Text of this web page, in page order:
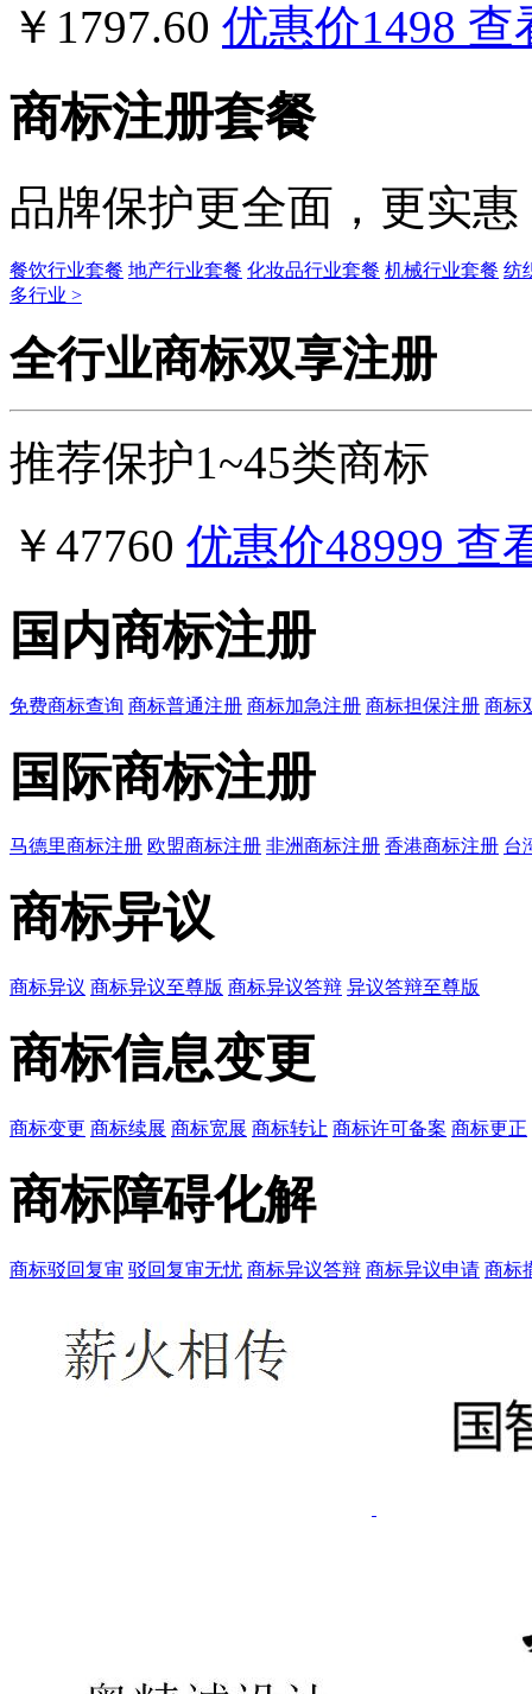
￥1797.60 优惠价1498 查
商标注册套餐
品牌保护更全面，更实
餐饮行业套餐 地产行业套餐 化妆品行业套餐 机械行业套餐 纺
多行业 >
全行业商标双享注册
推荐保护1~45类商标
￥47760 优惠价48999 查
国内商标注册
免费商标查询 商标普通注册 商标加急注册 商标担保注册 商标
国际商标注册
马德里商标注册 欧盟商标注册 非洲商标注册 香港商标注册 台
商标异议
商标异议 商标异议至尊版 商标异议答辩 异议答辩至尊版
商标信息变更
商标变更 商标续展 商标宽展 商标转让 商标许可备案 商标更正
商标障碍化解
商标驳回复审 驳回复审无忧 商标异议答辩 商标异议申请 商标